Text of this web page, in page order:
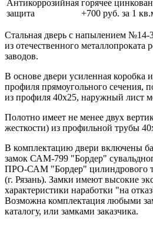
Антикоррозийная
защита
горячее
+700 руб. за 1
Стальная дверь с напылением №14-
из отечественного металлопроката
заводов.
В основе двери усиленная коробка
профиля прямоугольного сечения,
из профиля 40х25, наружный лист
Полотно имеет не менее двух
жесткости) из профильной трубы
В комплектацию двери включены
замок САМ-799 "Бордер"
ПРО-САМ "Бордер" цилиндрового
(г. Рязань). Замки имеют высокие
характеристики наработки "на
Возможна комплектация любыми
каталогу, или замками заказчика.